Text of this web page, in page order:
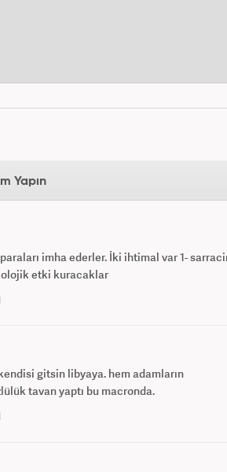
Yapın
imha ederler. İki ihtimal var 1-
etki kuracaklar
gitsin libyaya. hem adamların
tavan yaptı bu macronda.